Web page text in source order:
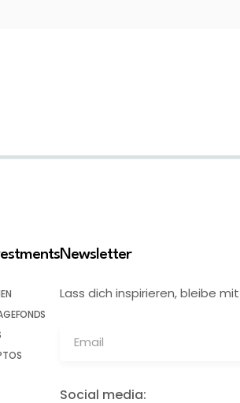
Newsletter
Lass dich inspirieren, bleibe
Social media: